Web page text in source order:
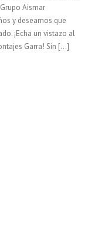
Aismar
y deseamos que
¡Echa un vistazo al
Garra! Sin […]